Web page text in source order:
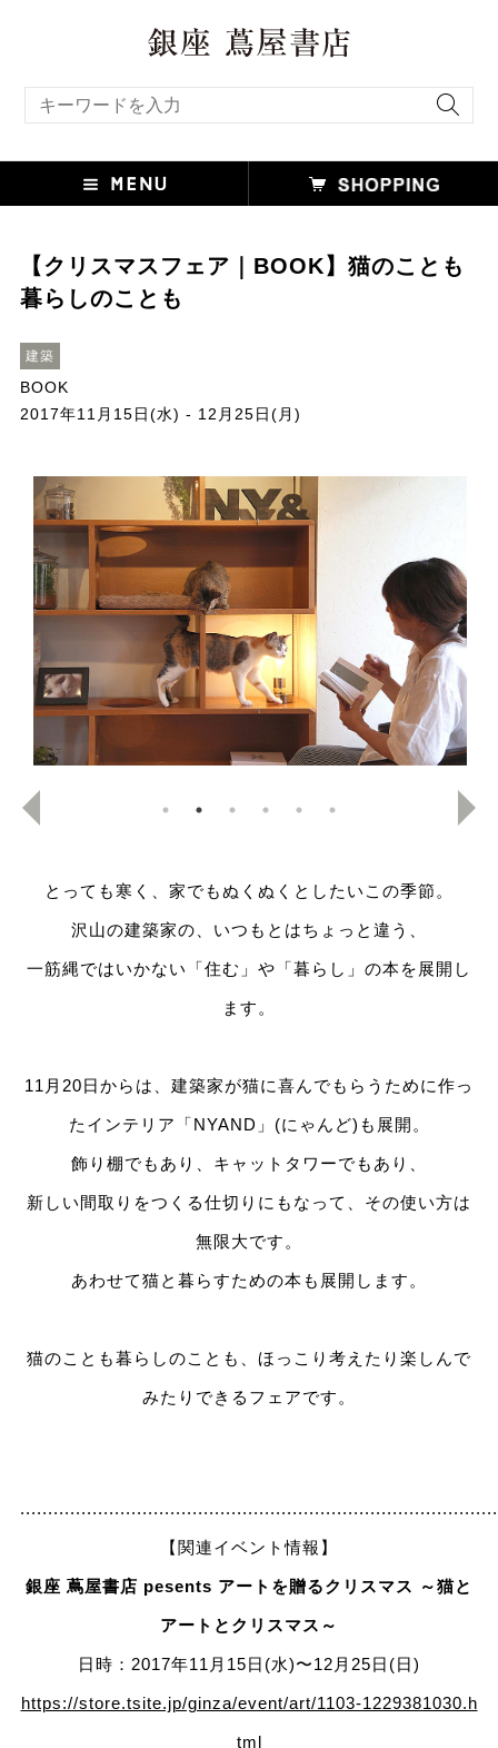
【クリスマスフェア｜BOOK】猫のことも
暮らしのことも
建築
BOOK
2017年11月15日(水) - 12月25日(月)
とっても寒く、家でもぬくぬくとしたいこの季節。
沢山の建築家の、いつもとはちょっと違う、
一筋縄ではいかない「住む」や「暮らし」の本を展開し
ます。
11月20日からは、建築家が猫に喜んでもらうために作っ
たインテリア「NYAND」(にゃんど)も展開。
飾り棚でもあり、キャットタワーでもあり、
新しい間取りをつくる仕切りにもなって、その使い方は
無限大です。
あわせて猫と暮らすための本も展開します。
猫のことも暮らしのことも、ほっこり考えたり楽しんで
みたりできるフェアです。
【関連イベント情報】
銀座 蔦屋書店 pesents アートを贈るクリスマス ～猫と
アートとクリスマス～
日時：2017年11月15日(水)〜12月25日(日)
https://store.tsite.jp/ginza/event/art/1103-1229381030.h
tml